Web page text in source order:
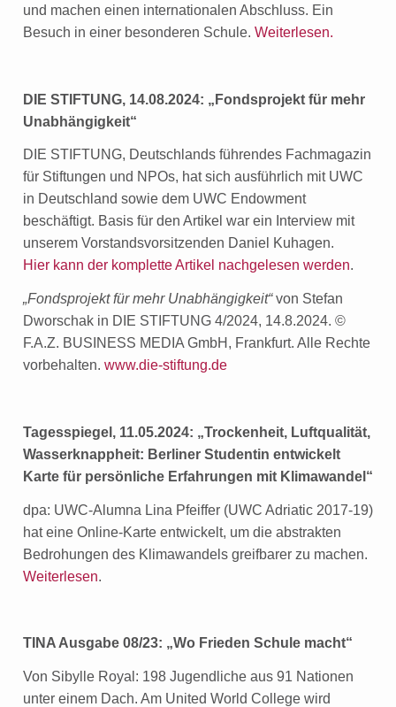
und machen einen internationalen Abschluss. Ein
Besuch in einer besonderen Schule. Weiterlesen.
DIE STIFTUNG, 14.08.2024: „Fondsprojekt für mehr
Unabhängigkeit“
DIE STIFTUNG, Deutschlands führendes Fachmagazin
für Stiftungen und NPOs, hat sich ausführlich mit UWC
in Deutschland sowie dem UWC Endowment
beschäftigt. Basis für den Artikel war ein Interview mit
unserem Vorstandsvorsitzenden Daniel Kuhagen.
Hier kann der komplette Artikel nachgelesen werden.
„Fondsprojekt für mehr Unabhängigkeit“von Stefan
Dworschak in DIE STIFTUNG 4/2024, 14.8.2024. ©
F.A.Z. BUSINESS MEDIA GmbH, Frankfurt. Alle Rechte
vorbehalten. www.die-stiftung.de
Tagesspiegel, 11.05.2024: „Trockenheit, Luftqualität,
Wasserknappheit: Berliner Studentin entwickelt
Karte für persönliche Erfahrungen mit Klimawandel“
dpa: UWC-Alumna Lina Pfeiffer (UWC Adriatic 2017-19)
hat eine Online-Karte entwickelt, um die abstrakten
Bedrohungen des Klimawandels greifbarer zu machen.
Weiterlesen.
TINA Ausgabe 08/23: „Wo Frieden Schule macht“
Von Sibylle Royal: 198 Jugendliche aus 91 Nationen
unter einem Dach. Am United World College wird